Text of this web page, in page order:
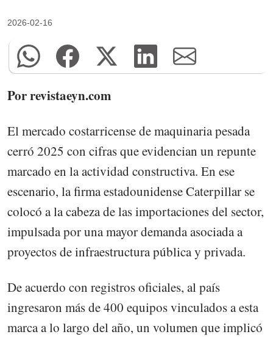
2026-02-16
Por revistaeyn.com
El mercado costarricense de maquinaria pesada
cerró 2025 con cifras que evidencian un repunte
marcado en la actividad constructiva. En ese
escenario, la firma estadounidense Caterpillar se
colocó a la cabeza de las importaciones del sector,
impulsada por una mayor demanda asociada a
proyectos de infraestructura pública y privada.
De acuerdo con registros oficiales, al país
ingresaron más de 400 equipos vinculados a esta
marca a lo largo del año, un volumen que implicó